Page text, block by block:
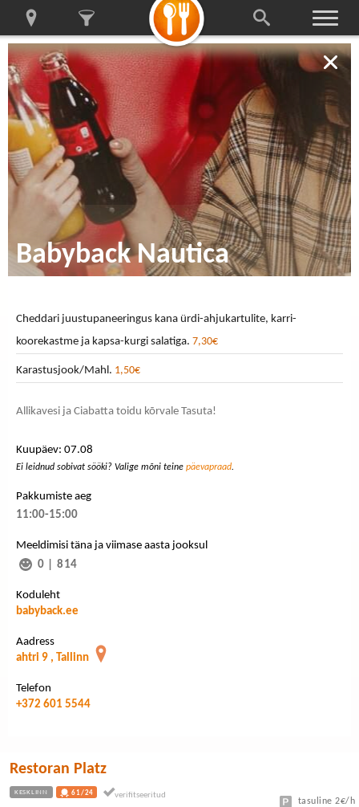
Babyback Nautica
Cheddari juustupaneeringus kana ürdi-ahjukartulite, karri-
koorekastme ja kapsa-kurgi salatiga. 7,30€
Karastusjook/Mahl. 1,50€
Allikavesi ja Ciabatta toidu kõrvale Tasuta!
Kuupäev: 07.08
Ei leidnud sobivat sööki? Valige mõni teine päevapraad.
Pakkumiste aeg
11:00-15:00
Meeldimisi täna ja viimase aasta jooksul
0
814
Koduleht
babyback.ee
Aadress
ahtri 9 , Tallinn
Telefon
+372 601 5544
Restoran Platz
KESKLINN 61/24
tasuline 2€/h